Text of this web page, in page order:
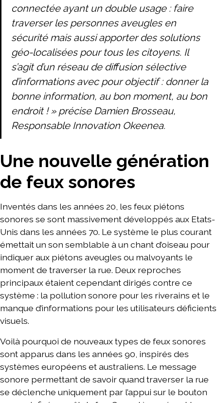
connectée ayant un double usage : faire
traverser les personnes aveugles en
sécurité mais aussi apporter des solutions
géo-localisées pour tous les citoyens. Il
s’agit d’un réseau de diffusion sélective
d’informations avec pour objectif : donner la
bonne information, au bon moment, au bon
endroit ! » précise Damien Brosseau,
Responsable Innovation Okeenea.
Une nouvelle génération
de feux sonores
Inventés dans les années 20, les feux piétons
sonores se sont massivement développés aux Etats-
Unis dans les années 70. Le système le plus courant
émettait un son semblable à un chant d’oiseau pour
indiquer aux piétons aveugles ou malvoyants le
moment de traverser la rue. Deux reproches
principaux étaient cependant dirigés contre ce
système : la pollution sonore pour les riverains et le
manque d’informations pour les utilisateurs déficients
visuels.
Voilà pourquoi de nouveaux types de feux sonores
sont apparus dans les années 90, inspirés des
systèmes européens et australiens. Le message
sonore permettant de savoir quand traverser la rue
se déclenche uniquement par l’appui sur le bouton